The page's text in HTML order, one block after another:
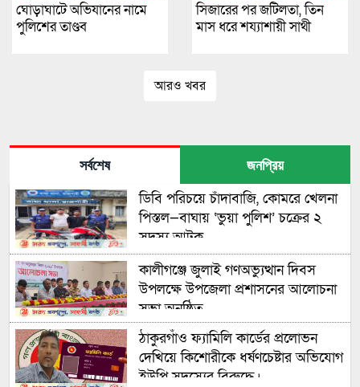
ঘোড়াঘাটে অভিযানের নামে
পুলিশের তাণ্ডব
সিজারের পর জটিলতা, তিন
মাস ধরে শয্যাশায়ী সাথী
আরও খবর
সর্বশেষ জনপ্রিয়
ডিবি পরিচয়ে চাঁদাবাজি, কোমরে খেলনা
পিস্তল—বাঘায় ‘ভুয়া পুলিশ’ চক্রের ২
সদস্য আটক
কালীগঞ্জে জুলাই গণঅভ্যুত্থান দিবস
উপলক্ষে উপজেলা প্রশাসনের আলোচনা
সভা অনুষ্ঠিত
ঠাকুরগাঁও ফ্যামিলি কার্ডের প্রলোভন
দেখিয়ে কিশোরীকে ধর্ষণচেষ্টার অভিযোগ
ইউপি সদস্যের বিরুদ্ধে।